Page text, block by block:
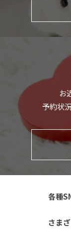
お
予約状
各種
さま